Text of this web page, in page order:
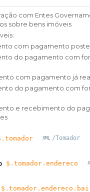
com Entes
sobre bens imóveis
com pagamento
do pagamento com
com pagamento já
do pagamento com
e recebimento do
/Tomador
$.tomador.endereco